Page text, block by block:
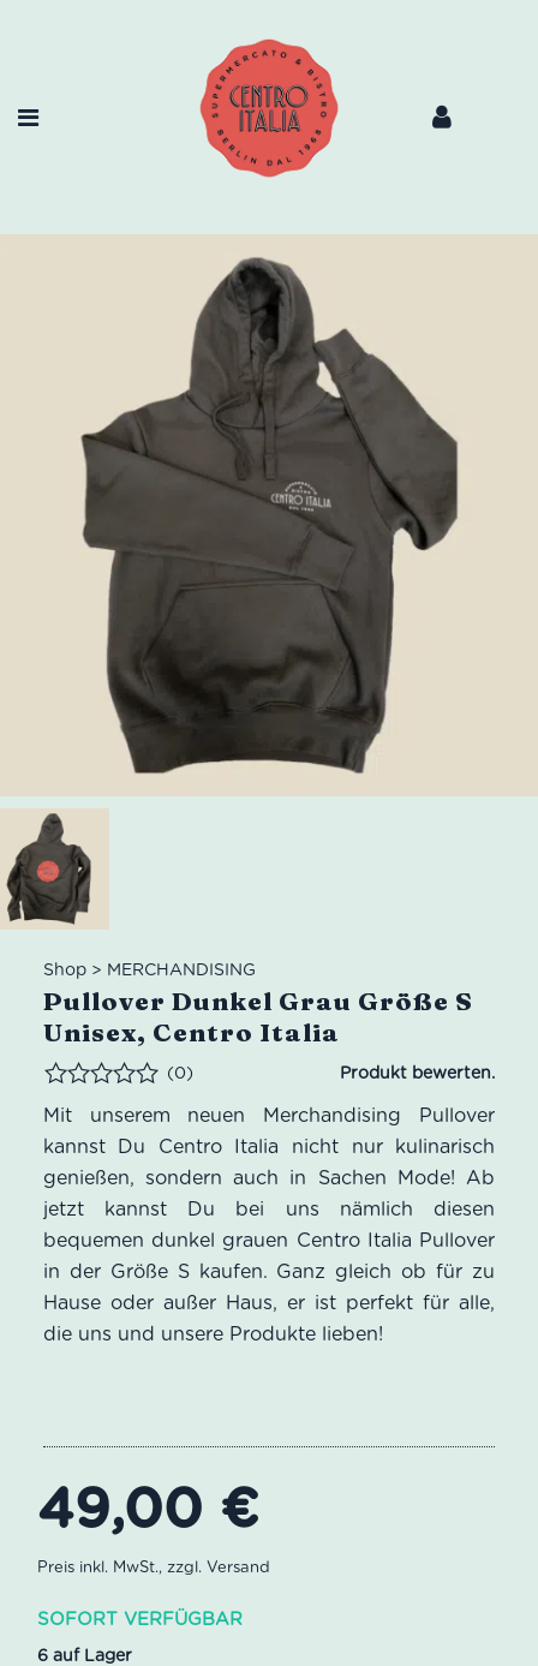
Shop> MERCHANDISING
Pullover Dunkel Grau Größe S
Unisex, Centro Italia
Bewertet
(0)
Mit unserem neuen Merchandising Pullover
kannst Du Centro Italia nicht nur kulinarisch
genießen, sondern auch in Sachen Mode! Ab
jetzt kannst Du bei uns nämlich diesen
bequemen dunkel grauen Centro Italia Pullover
in der Größe S kaufen. Ganz gleich ob für zu
Hause oder außer Haus, er ist perfekt für alle,
die uns und unsere Produkte lieben!
49,00 €
SOFORT VERFÜGBAR
6 auf Lager